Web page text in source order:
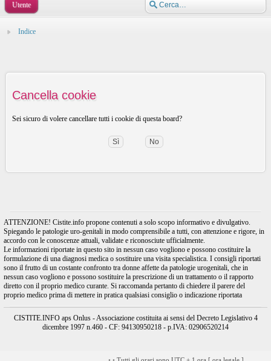
Utente
Indice
Cancella cookie
Sei sicuro di volere cancellare tutti i cookie di questa board?
ATTENZIONE! Cistite.info propone contenuti a solo scopo informativo e divulgativo.
Spiegando le patologie uro-genitali in modo comprensibile a tutti, con attenzione e rigore, in
accordo con le conoscenze attuali, validate e riconosciute ufficialmente.
Le informazioni riportate in questo sito in nessun caso vogliono e possono costituire la
formulazione di una diagnosi medica o sostituire una visita specialistica. I consigli riportati
sono il frutto di un costante confronto tra donne affette da patologie urogenitali, che in
nessun caso vogliono e possono sostituire la prescrizione di un trattamento o il rapporto
diretto con il proprio medico curante. Si raccomanda pertanto di chiedere il parere del
proprio medico prima di mettere in pratica qualsiasi consiglio o indicazione riportata
CISTITE.INFO aps Onlus - Associazione costituita ai sensi del Decreto Legislativo 4
dicembre 1997 n.460 - CF: 94130950218 - p.IVA: 02906520214